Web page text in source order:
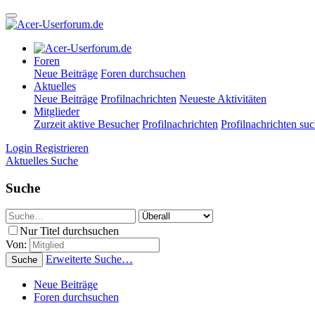
Foren
Neue Beiträge Foren durchsuchen
Aktuelles
Neue Beiträge Profilnachrichten Neueste Aktivitäten
Mitglieder
Zurzeit aktive Besucher Profilnachrichten Profilnachrichten
Login Registrieren
Aktuelles Suche
Suche
Nur Titel durchsuchen
Von:
Suche Erweiterte Suche…
Neue Beiträge
Foren durchsuchen